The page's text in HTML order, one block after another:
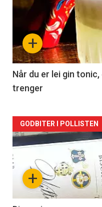
akkurat
nå
-
2
+
Når du er lei gin
trenger
Forsiden
akkurat
nå+
GODBITER I POLLISTEN